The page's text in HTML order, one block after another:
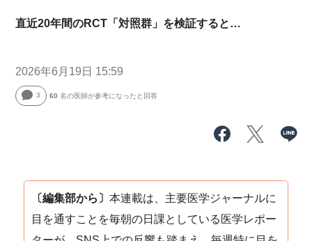
直近20年間のRCT「対照群」を検証すると…
2026年6月19日 15:59
3 60 名の医師が参考になったと回答
〔編集部から〕本連載は、主要医学ジャーナルに
目を通すことを毎朝の日課としている医学レポー